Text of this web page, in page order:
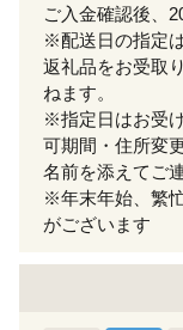
ご入金確認後、
※配送日の指定
返礼品をお受取
ねます。
※指定日はお受
可期間・住所変
名前を添えてご
※年末年始、繁
がございます